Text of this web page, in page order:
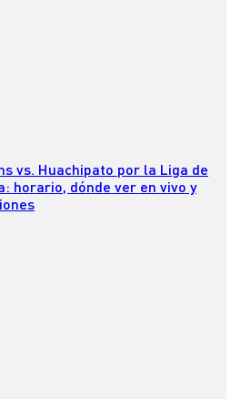
vs. Huachipato por la Liga de
horario, dónde ver en vivo y